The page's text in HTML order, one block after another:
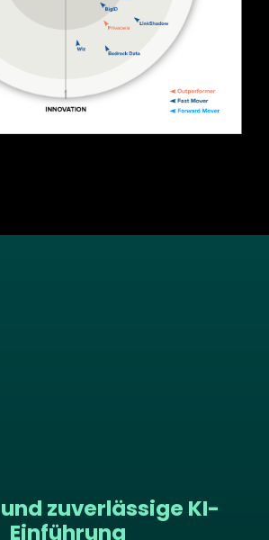
zuverlässige KI-
Einführung